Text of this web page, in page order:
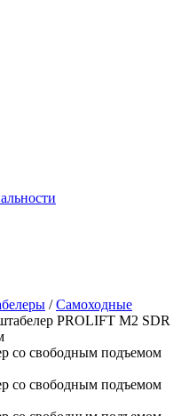
/Самоходные
PROLIFT M2 SDR